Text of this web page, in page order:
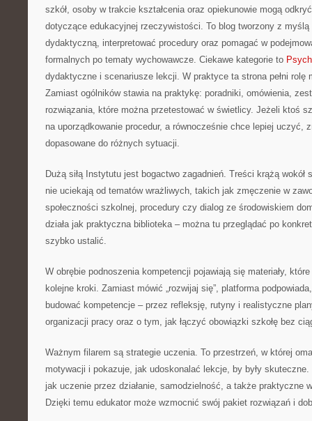
szkół, osoby w trakcie kształcenia oraz opiekunowie mogą
dotyczące edukacyjnej rzeczywistości. To blog tworzony z
dydaktyczną, interpretować procedury oraz pomagać w
formalnych po tematy wychowawcze. Ciekawe kategorie to
dydaktyczne i scenariusze lekcji. W praktyce ta strona pełni rolę
Zamiast ogólników stawia na praktykę: poradniki, omówienia,
rozwiązania, które można przetestować w świetlicy. Jeżeli ktoś
na uporządkowanie procedur, a równocześnie chce lepiej uczyć,
dopasowane do różnych sytuacji.
Dużą siłą Instytutu jest bogactwo zagadnień. Treści krążą
nie uciekają od tematów wrażliwych, takich jak zmęczenie w
społeczności szkolnej, procedury czy dialog ze środowiskiem
działa jak praktyczna biblioteka – można tu przeglądać po
szybko ustalić.
W obrębie podnoszenia kompetencji pojawiają się materiały,
kolejne kroki. Zamiast mówić „rozwijaj się”, platforma
budować kompetencje – przez refleksję, rutyny i realistyczne
organizacji pracy oraz o tym, jak łączyć obowiązki szkołę bez
Ważnym filarem są strategie uczenia. To przestrzeń, w której
motywacji i pokazuje, jak udoskonalać lekcje, by były
jak uczenie przez działanie, samodzielność, a także praktyczne
Dzięki temu edukator może wzmocnić swój pakiet rozwiązań i